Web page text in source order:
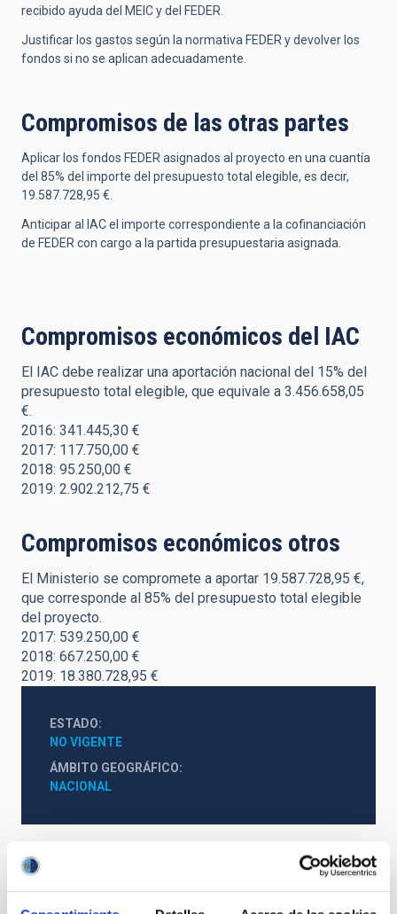
recibido ayuda del MEIC y del FEDER.
Justificar los gastos según la normativa FEDER y devolver los
fondos si no se aplican adecuadamente.
Compromisos de las otras partes
Aplicar los fondos FEDER asignados al proyecto en una cuantía
del 85% del importe del presupuesto total elegible, es decir,
19.587.728,95 €.
Anticipar al IAC el importe correspondiente a la cofinanciación
de FEDER con cargo a la partida presupuestaria asignada.
Compromisos económicos del IAC
El IAC debe realizar una aportación nacional del 15% del
presupuesto total elegible, que equivale a 3.456.658,05
€.
2016: 341.445,30 €
2017: 117.750,00 €
2018: 95.250,00 €
2019: 2.902.212,75 €
Compromisos económicos otros
El Ministerio se compromete a aportar 19.587.728,95 €,
que corresponde al 85% del presupuesto total elegible
del proyecto.
2017: 539.250,00 €
2018: 667.250,00 €
2019: 18.380.728,95 €
ESTADO
NO VIGENTE
ÁMBITO GEOGRÁFICO
NACIONAL